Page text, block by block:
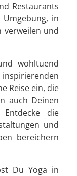
Restaurants
in
verweilen und
wohltuend
inspirierenden
Reise ein, die
auch Deinen
die
und
bereichern
Du Yoga in